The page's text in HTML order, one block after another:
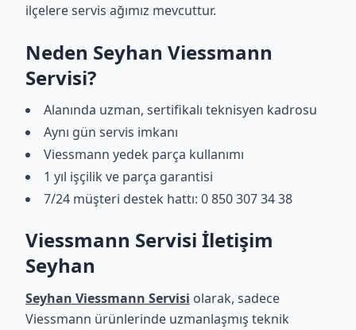
ilçelere servis ağımız mevcuttur.
Neden Seyhan Viessmann
Servisi?
Alanında uzman, sertifikalı teknisyen kadrosu
Aynı gün servis imkanı
Viessmann yedek parça kullanımı
1 yıl işçilik ve parça garantisi
7/24 müşteri destek hattı: 0 850 307 34 38
Viessmann Servisi İletişim
Seyhan
Seyhan Viessmann Servisi olarak, sadece
Viessmann ürünlerinde uzmanlaşmış teknik